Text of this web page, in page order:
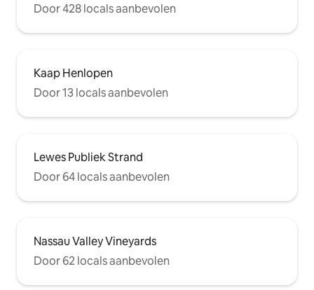
Door 428 locals aanbevolen
Kaap Henlopen
Door 13 locals aanbevolen
Lewes Publiek Strand
Door 64 locals aanbevolen
Nassau Valley Vineyards
Door 62 locals aanbevolen